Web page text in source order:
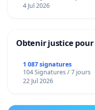
4 Jul 2026
Obtenir justice pour
1 087 signatures
104 Signatures / 7 jours
22 Jul 2026